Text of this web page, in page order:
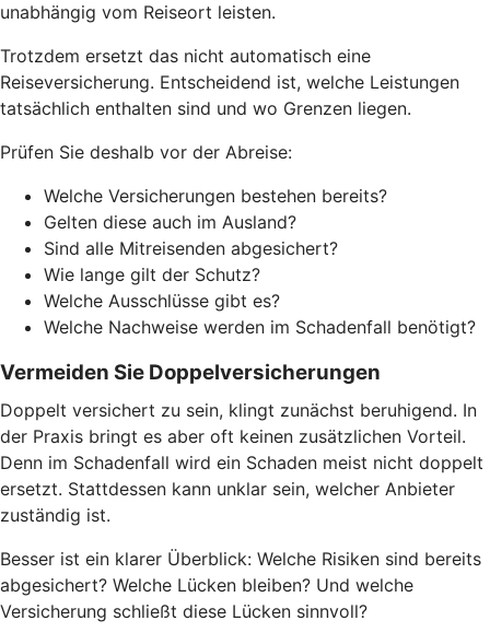
unabhängig vom Reiseort leisten.
Trotzdem ersetzt das nicht automatisch eine
Reiseversicherung. Entscheidend ist, welche Leistungen
tatsächlich enthalten sind und wo Grenzen liegen.
Prüfen Sie deshalb vor der Abreise:
Welche Versicherungen bestehen bereits?
Gelten diese auch im Ausland?
Sind alle Mitreisenden abgesichert?
Wie lange gilt der Schutz?
Welche Ausschlüsse gibt es?
Welche Nachweise werden im Schadenfall benötigt?
Vermeiden Sie Doppelversicherungen
Doppelt versichert zu sein, klingt zunächst beruhigend. In
der Praxis bringt es aber oft keinen zusätzlichen Vorteil.
Denn im Schadenfall wird ein Schaden meist nicht doppelt
ersetzt. Stattdessen kann unklar sein, welcher Anbieter
zuständig ist.
Besser ist ein klarer Überblick: Welche Risiken sind bereits
abgesichert? Welche Lücken bleiben? Und welche
Versicherung schließt diese Lücken sinnvoll?